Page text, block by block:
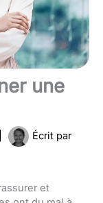
une
Écrit par
et